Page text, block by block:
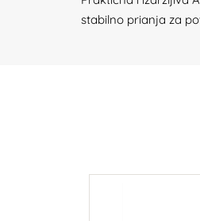
stabilno prianja za